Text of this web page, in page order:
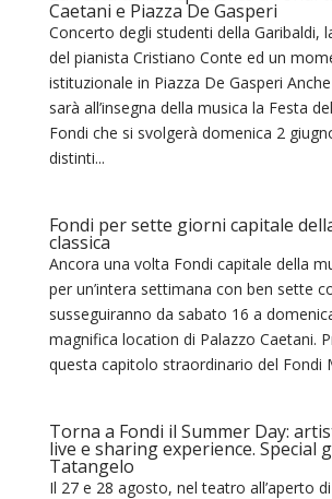
Caetani e Piazza De Gasperi
Concerto degli studenti della Garibaldi,
del pianista Cristiano Conte ed un
istituzionale in Piazza De Gasperi
sarà all’insegna della musica la Festa
Fondi che si svolgerà domenica 2
distinti...
Fondi per sette giorni capitale
classica
Ancora una volta Fondi capitale della
per un’intera settimana con ben sette
susseguiranno da sabato 16 a
magnifica location di Palazzo Caetani.
questa capitolo straordinario del Fondi
Torna a Fondi il Summer Day:
live e sharing experience. Special
Tatangelo
Il 27 e 28 agosto, nel teatro all’aperto